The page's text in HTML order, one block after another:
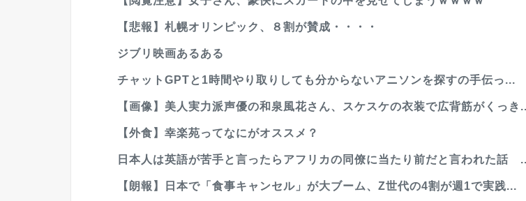
【悲報】札幌オリンピック、８割が賛成・・・・
ジブリ映画あるある
チャットGPTと1時間やり取りしても分からないアニソンを探すの手伝っ...
【画像】美人実力派声優の和泉風花さん、スケスケの衣装で広背筋がくっき
【外食】幸楽苑ってなにがオススメ？
日本人は英語が苦手と言ったらアフリカの同僚に当たり前だと言われた話
【朗報】日本で「食事キャンセル」が大ブーム、Z世代の4割が週1で実践...